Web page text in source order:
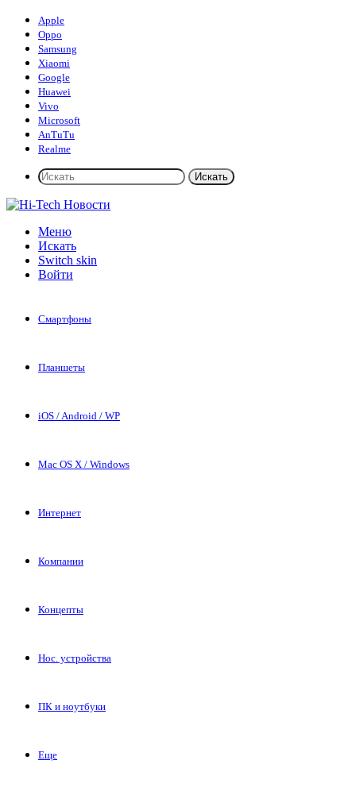
Apple
Oppo
Samsung
Xiaomi
Google
Huawei
Vivo
Microsoft
AnTuTu
Realme
Искать
Меню
Искать
Switch skin
Войти
Смартфоны
Планшеты
iOS / Android / WP
Mac OS X / Windows
Интернет
Компании
Концепты
Нос. устройства
ПК и ноутбуки
Еще